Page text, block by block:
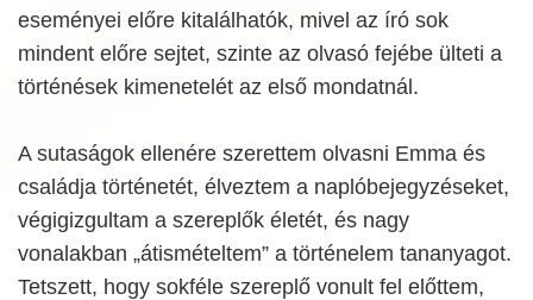
eseményei előre kitalálhatók, mivel az író sok
mindent előre sejtet, szinte az olvasó fejébe ülteti a
történések kimenetelét az első mondatnál.
A sutaságok ellenére szerettem olvasni Emma és
családja történetét, élveztem a naplóbejegyzéseket,
végigizgultam a szereplők életét, és nagy
vonalakban „átismételtem” a történelem tananyagot.
Tetszett, hogy sokféle szereplő vonult fel előttem,